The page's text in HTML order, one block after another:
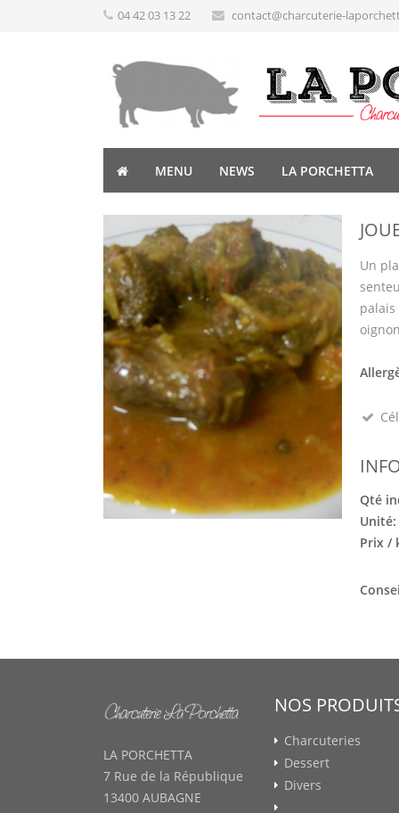
04 42 03 13 22 contact@charcuterie-
MENU NEWS LA PORCHETTA
Un
Qté
Unité:
Prix /
LA PORCHETTA
7 Rue de la République
13400 AUBAGNE
NOS
Charcuteries
Dessert
Divers